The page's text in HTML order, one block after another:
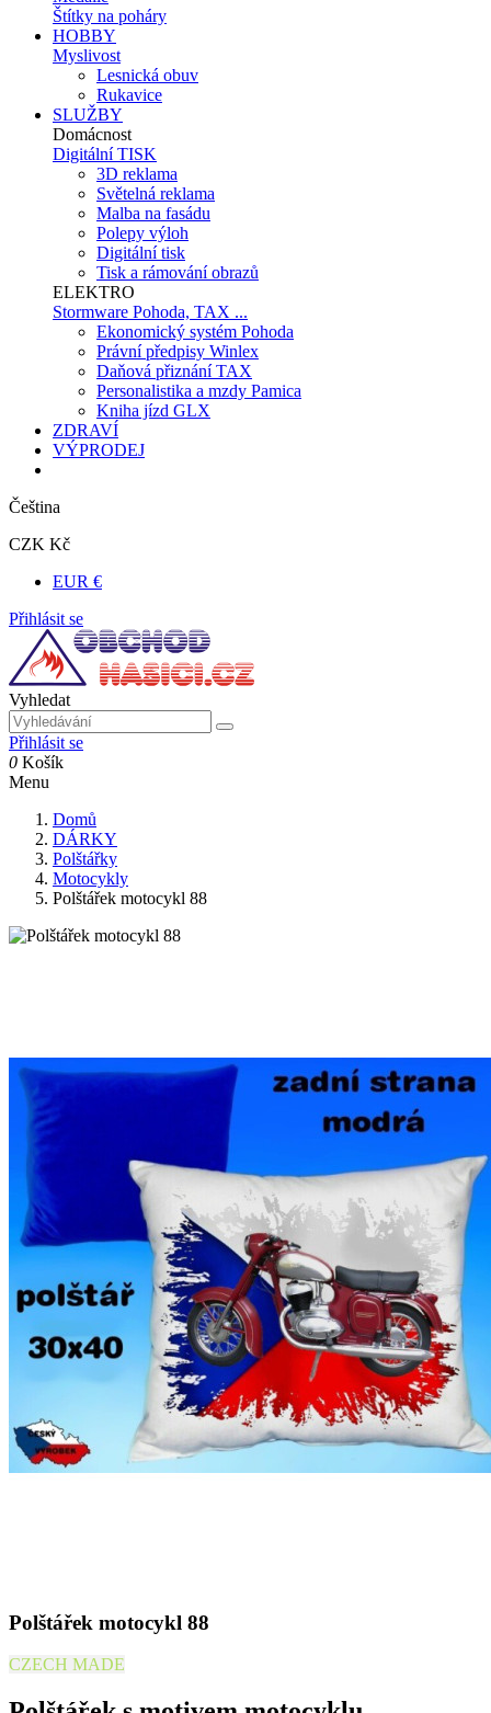
Štítky na poháry
HOBBY
Myslivost
Lesnická obuv
Rukavice
SLUŽBY
Domácnost
Digitální TISK
3D reklama
Světelná reklama
Malba na fasádu
Polepy výloh
Digitální tisk
Tisk a rámování obrazů
ELEKTRO
Stormware Pohoda, TAX ...
Ekonomický systém Pohoda
Právní předpisy Winlex
Daňová přiznání TAX
Personalistika a mzdy Pamica
Kniha jízd GLX
ZDRAVÍ
VÝPRODEJ
Čeština
CZK Kč
EUR €
Přihlásit se
Vyhledat
Přihlásit se
0 Košík
Menu
Domů
DÁRKY
Polštářky
Motocykly
Polštářek motocykl 88
Polštářek motocykl 88
CZECH MADE